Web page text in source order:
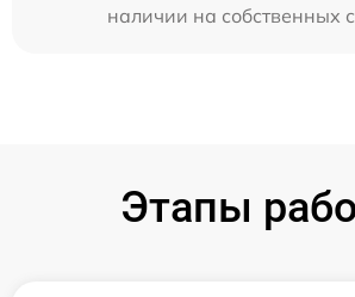
наличии на собственных
Этапы